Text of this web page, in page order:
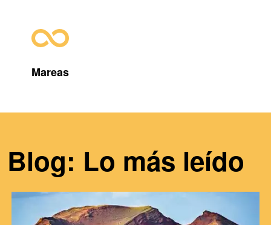
Mareas
Blog: Lo más leído